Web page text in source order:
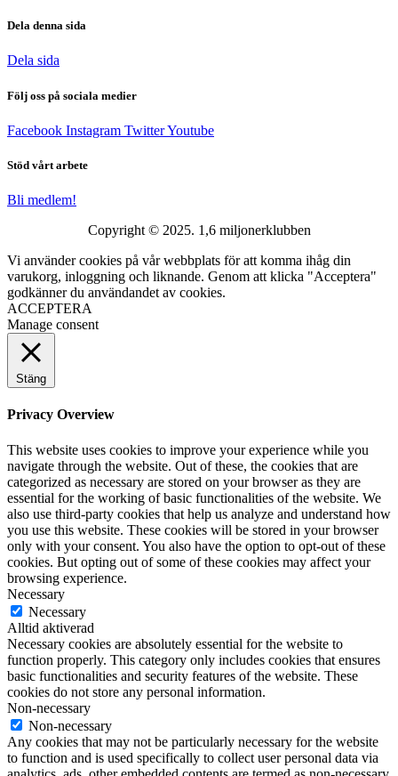
Dela denna sida
Dela sida
Följ oss på sociala medier
Facebook Instagram TwitterYoutube
Stöd vårt arbete
Bli medlem!
Copyright © 2025. 1,6 miljonerklubben
Vi använder cookies på vår webbplats för att komma ihåg din
varukorg, inloggning och liknande. Genom att klicka "Acceptera"
godkänner du användandet av cookies.
ACCEPTERA
Manage consent
Stäng
Privacy Overview
This website uses cookies to improve your experience while you
navigate through the website. Out of these, the cookies that are
categorized as necessary are stored on your browser as they are
essential for the working of basic functionalities of the website. We
also use third-party cookies that help us analyze and understand how
you use this website. These cookies will be stored in your browser
only with your consent. You also have the option to opt-out of these
cookies. But opting out of some of these cookies may affect your
browsing experience.
Necessary
Necessary
Alltid aktiverad
Necessary cookies are absolutely essential for the website to
function properly. This category only includes cookies that ensures
basic functionalities and security features of the website. These
cookies do not store any personal information.
Non-necessary
Non-necessary
Any cookies that may not be particularly necessary for the website
to function and is used specifically to collect user personal data via